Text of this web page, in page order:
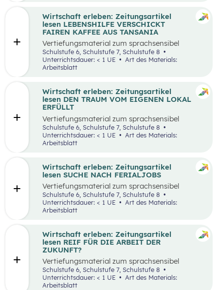
Wirtschaft erleben: Zeitungsartikel
lesen LEBENSHILFE VERSCHICKT
FAIREN KAFFEE AUS TANSANIA
Vertiefungsmaterial zum sprachsensibel
aufbereiteten Zeitungsartikel “Lebenshilfe
verschickt fairen Kaffee aus Tansania”.
Schulstufe 6, Schulstufe 7, Schulstufe 8
Unterrichtsdauer: < 1 UE
Art des Materials:
Arbeitsblatt
Wirtschaft erleben: Zeitungsartikel
lesen DEN TRAUM VOM EIGENEN LOKAL
ERFÜLLT
Vertiefungsmaterial zum sprachsensibel
aufbereiteten Zeitungsartikel “Den Traum vom
eigenen Lokal erfüllt”.
Schulstufe 6, Schulstufe 7, Schulstufe 8
Unterrichtsdauer: < 1 UE
Arbeitsblatt
Wirtschaft erleben: Zeitungsartikel
lesen SUCHE NACH FERIALJOBS
Vertiefungsmaterial zum sprachsensibel
aufbereiteten Zeitungsartikel “Spannende
Suche nach Ferialjobs”.
Schulstufe 6, Schulstufe 7, Schulstufe 8
Unterrichtsdauer: < 1 UE
Arbeitsblatt
Wirtschaft erleben: Zeitungsartikel
lesen REIF FÜR DIE ARBEIT DER
ZUKUNFT?
Vertiefungsmaterial zum sprachsensibel
aufbereiteten Zeitungsartikel “Reif für die
Arbeit der Zukunft?”.
Schulstufe 6, Schulstufe 7, Schulstufe 8
Unterrichtsdauer: < 1 UE
Art des Materials:
Arbeitsblatt